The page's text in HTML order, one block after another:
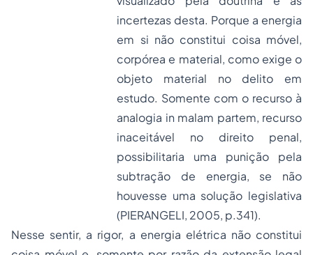
incertezas desta. Porque a energia
em si não constitui coisa móvel,
corpórea e material, como exige o
objeto material no delito em
estudo. Somente com o recurso à
analogia in malam partem, recurso
inaceitável no direito penal,
possibilitaria uma punição pela
subtração de energia, se não
houvesse uma solução legislativa
(PIERANGELI, 2005, p.341).
Nesse sentir, a rigor, a energia elétrica não constitui